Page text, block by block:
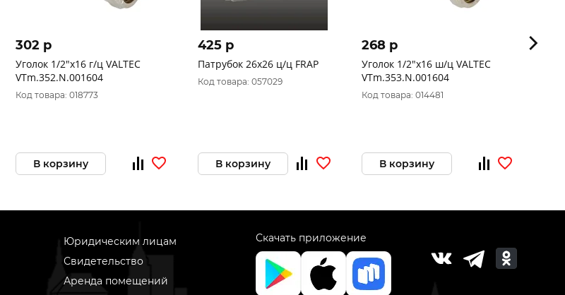
302 p
Уголок 1/2"х16 г/ц VALTEC
VTm.352.N.001604
Код товара: 018773
В корзину
425 p
Патрубок 26х26 ц/ц FRAP
Код товара: 057029
В корзину
268 p
Уголок 1/2"х16 ш/ц VALTEC
VTm.353.N.001604
Код товара: 014481
В корзину
361
Юридическим лицам
Свидетельство
Аренда помещений
Скачать приложение